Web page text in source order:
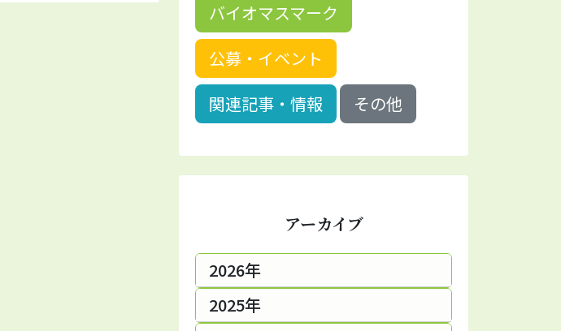
バイオマスマーク
公募・イベント
関連記事・情報
その他
アーカイブ
2026年
2025年